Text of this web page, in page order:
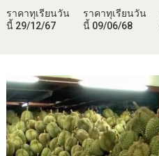
ราคาทุเรียนวัน
นี้ 29/12/67
ราคาทุเรียนวัน
นี้ 09/06/68